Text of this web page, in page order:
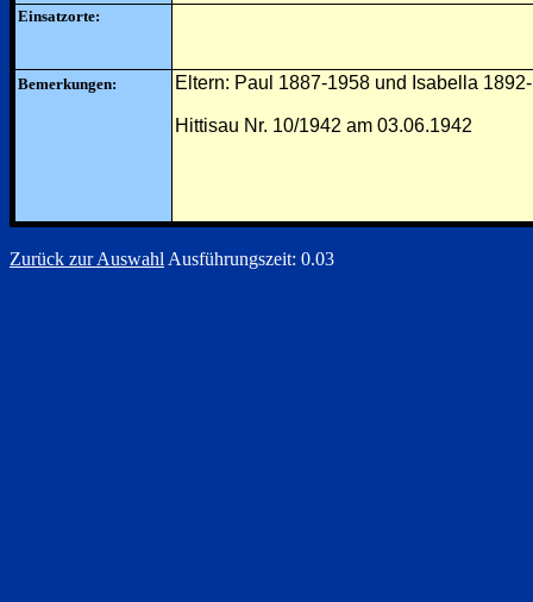
Einsatzorte:
Bemerkungen: Eltern: Paul 1887-1958 und Isabella
Hittisau Nr. 10/1942 am 03.06.1942
Zurück zur Auswahl Ausführungszeit: 0.03